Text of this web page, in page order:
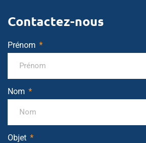
Contactez-nous
Prénom
Nom
Objet